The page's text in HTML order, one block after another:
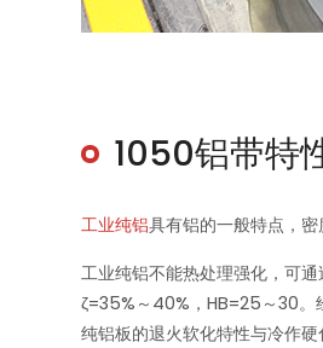
1050铝带特
工业纯铝具有铝的一般特点，
工业纯铝不能热处理强化，可
ζ=35%～40%，HB=25～30。
纯铝板的退火软化特性与冷作